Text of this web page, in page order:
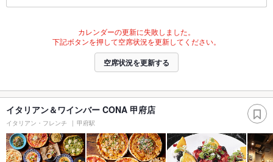
カレンダーの更新に失敗しました。
下記ボタンを押して空席状況を更新してください。
空席状況を更新する
イタリアン＆ワインバー CONA 甲府店
イタリアン・フレンチ 甲府駅